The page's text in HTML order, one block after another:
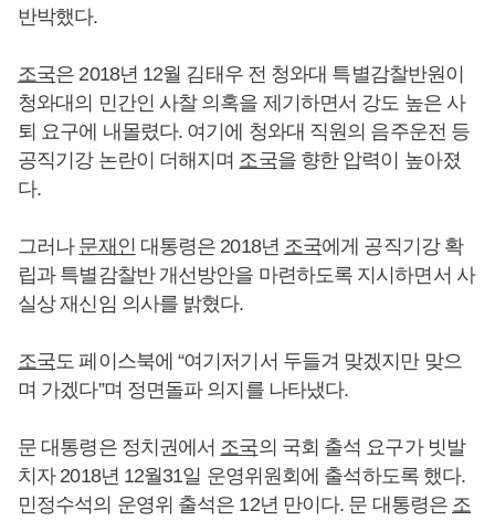
반박했다.
조국은 2018년 12월 김태우 전 청와대 특별감찰반원이
청와대의 민간인 사찰 의혹을 제기하면서 강도 높은 사
퇴 요구에 내몰렸다. 여기에 청와대 직원의 음주운전 등
공직기강 논란이 더해지며 조국을 향한 압력이 높아졌
다.
그러나 문재인 대통령은 2018년 조국에게 공직기강 확
립과 특별감찰반 개선방안을 마련하도록 지시하면서 사
실상 재신임 의사를 밝혔다.
조국도 페이스북에 “여기저기서 두들겨 맞겠지만 맞으
며 가겠다”며 정면돌파 의지를 나타냈다.
문 대통령은 정치권에서 조국의 국회 출석 요구가 빗발
치자 2018년 12월31일 운영위원회에 출석하도록 했다.
민정수석의 운영위 출석은 12년 만이다. 문 대통령은 조